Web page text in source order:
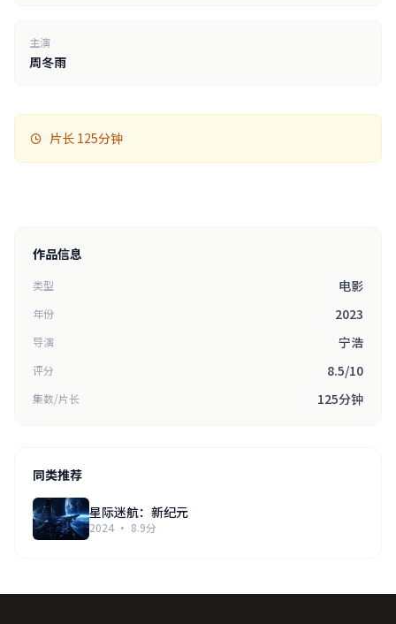
主演
周冬雨
片长 125分钟
作品信息
类型 电影
年份 2023
导演 宁浩
评分 8.5/10
集数/片长 125分钟
同类推荐
星际迷航：新纪元
2024 · 8.9分